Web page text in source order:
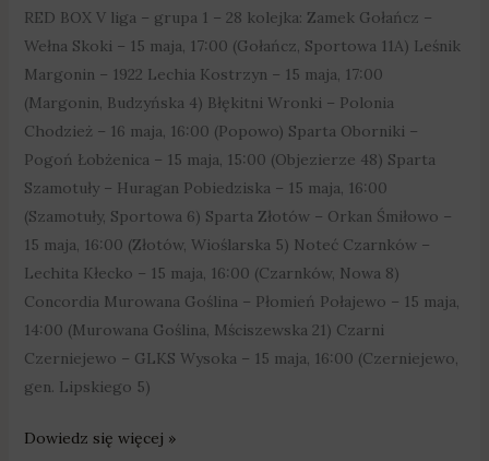
RED BOX V liga – grupa 1 – 28 kolejka: Zamek Gołańcz –
Wełna Skoki – 15 maja, 17:00 (Gołańcz, Sportowa 11A) Leśnik
Margonin – 1922 Lechia Kostrzyn – 15 maja, 17:00
(Margonin, Budzyńska 4) Błękitni Wronki – Polonia
Chodzież – 16 maja, 16:00 (Popowo) Sparta Oborniki –
Pogoń Łobżenica – 15 maja, 15:00 (Objezierze 48) Sparta
Szamotuły – Huragan Pobiedziska – 15 maja, 16:00
(Szamotuły, Sportowa 6) Sparta Złotów – Orkan Śmiłowo –
15 maja, 16:00 (Złotów, Wioślarska 5) Noteć Czarnków –
Lechita Kłecko – 15 maja, 16:00 (Czarnków, Nowa 8)
Concordia Murowana Goślina – Płomień Połajewo – 15 maja,
14:00 (Murowana Goślina, Mściszewska 21) Czarni
Czerniejewo – GLKS Wysoka – 15 maja, 16:00 (Czerniejewo,
gen. Lipskiego 5)
Dowiedz się więcej »